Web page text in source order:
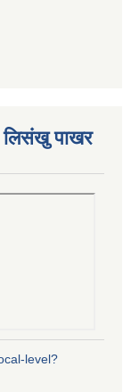
लिसंखु पाखर
level?